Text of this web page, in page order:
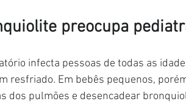
preocupa
infecta pessoas de todas as
resfriado. Em bebês pequenos,
dos pulmões e desencadear